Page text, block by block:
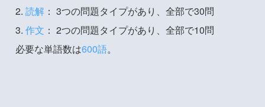
2. 読解 ： 3つの問題タイプがあり、全部で30問
3. 作文 ： 2つの問題タイプがあり、全部で10問
必要な単語数は600語。